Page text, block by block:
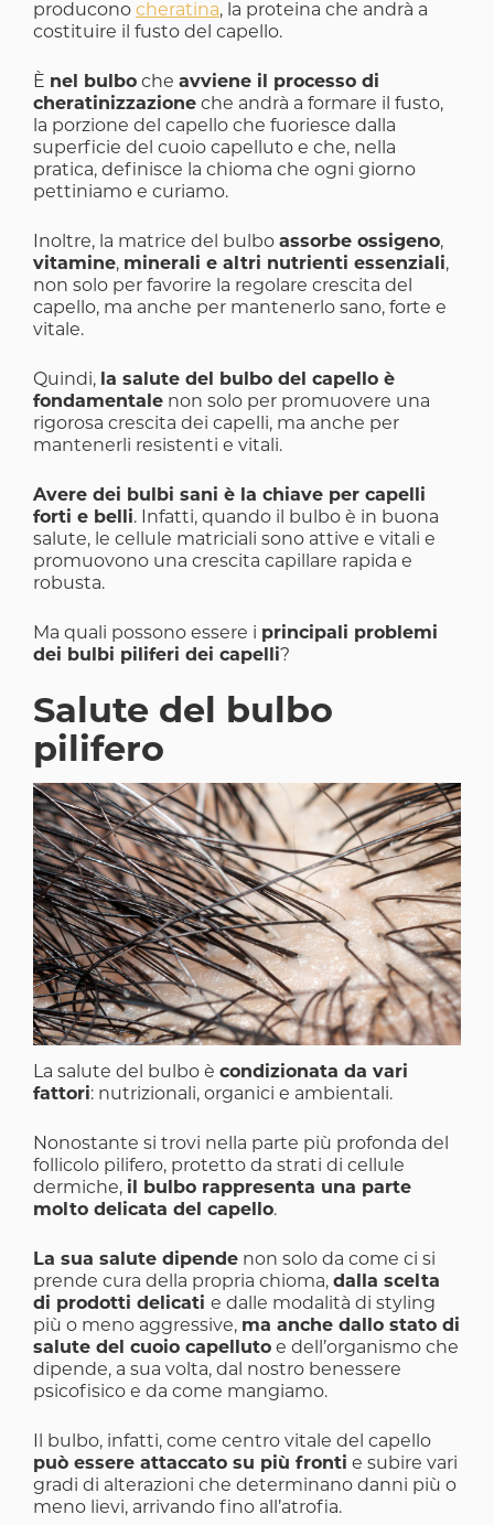
producono cheratina, la proteina che andrà a
costituire il fusto del capello.
È nel bulbo che avviene il processo di
cheratinizzazione che andrà a formare il fusto,
la porzione del capello che fuoriesce dalla
superficie del cuoio capelluto e che, nella
pratica, definisce la chioma che ogni giorno
pettiniamo e curiamo.
Inoltre, la matrice del bulbo assorbe ossigeno,
vitamine, minerali e altri nutrienti essenziali,
non solo per favorire la regolare crescita del
capello, ma anche per mantenerlo sano, forte e
vitale.
Quindi, la salute del bulbo del capello è
fondamentale non solo per promuovere una
rigorosa crescita dei capelli, ma anche per
mantenerli resistenti e vitali.
Avere dei bulbi sani è la chiave per capelli
forti e belli. Infatti, quando il bulbo è in buona
salute, le cellule matriciali sono attive e vitali e
promuovono una crescita capillare rapida e
robusta.
Ma quali possono essere i principali problemi
dei bulbi piliferi dei capelli?
Salute del bulbo
pilifero
Image
La salute del bulbo è condizionata da vari
fattori: nutrizionali, organici e ambientali.
Nonostante si trovi nella parte più profonda del
follicolo pilifero, protetto da strati di cellule
dermiche, il bulbo rappresenta una parte
molto delicata del capello.
La sua salute dipende non solo da come ci si
prende cura della propria chioma, dalla scelta
di prodotti delicati e dalle modalità di styling
più o meno aggressive, ma anche dallo stato di
salute del cuoio capelluto e dell’organismo che
dipende, a sua volta, dal nostro benessere
psicofisico e da come mangiamo.
Il bulbo, infatti, come centro vitale del capello
può essere attaccato su più fronti e subire vari
gradi di alterazioni che determinano danni più o
meno lievi, arrivando fino all’atrofia.